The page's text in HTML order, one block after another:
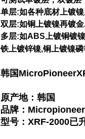
单层:如各种底材上镀
双层:如铜上镀镍再镀
多层:如ABS上镀铜镀
铁上镀锌镍,铜上镀镍磷
韩国
原产地：韩国
品牌：
型号：XRF-2000已